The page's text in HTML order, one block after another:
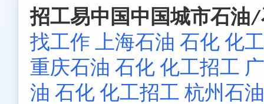
招工易中国中国城市石油
找工作 上海石油 石化 化
重庆石油 石化 化工招工
油 石化 化工招工 杭州石